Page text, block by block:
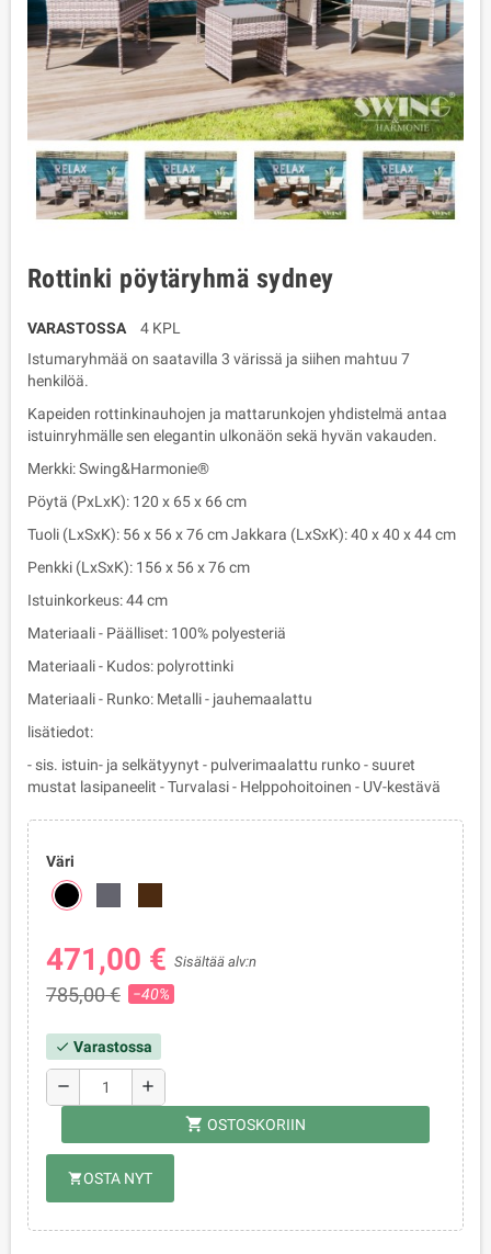
Rottinki pöytäryhmä sydney
VARASTOSSA
4 KPL
Istumaryhmää on saatavilla 3 värissä ja siihen mahtuu 7
henkilöä.
Kapeiden rottinkinauhojen ja mattarunkojen yhdistelmä antaa
istuinryhmälle sen elegantin ulkonäön sekä hyvän vakauden.
Merkki: Swing&Harmonie®
Pöytä (PxLxK): 120 x 65 x 66 cm
Tuoli (LxSxK): 56 x 56 x 76 cm Jakkara (LxSxK): 40 x 40 x 44 cm
Penkki (LxSxK): 156 x 56 x 76 cm
Istuinkorkeus: 44 cm
Materiaali - Päälliset: 100% polyesteriä
Materiaali - Kudos: polyrottinki
Materiaali - Runko: Metalli - jauhemaalattu
lisätiedot:
- sis. istuin- ja selkätyynyt - pulverimaalattu runko - suuret
mustat lasipaneelit - Turvalasi - Helppohoitoinen - UV-kestävä
Väri
471,00 € Sisältää alv:n
785,00 € −40%
check Varastossa
remove add
shopping_cart OSTOSKORIIN
shopping_cartOSTA NYT